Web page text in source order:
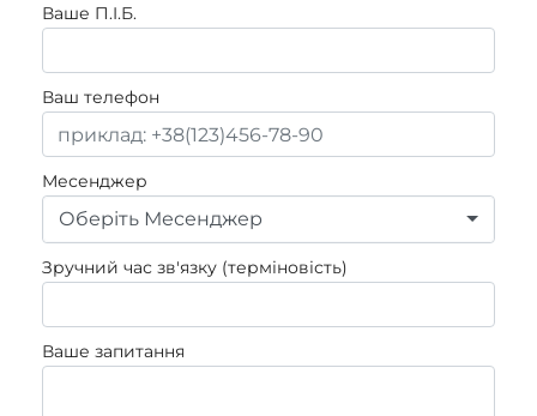
Ваше П.I.Б.
Ваш телефон
Месенджер
Оберіть Месенджер
Зручний час зв'язку (терміновість)
Ваше запитання